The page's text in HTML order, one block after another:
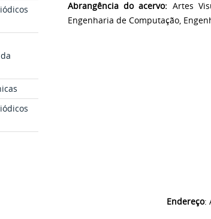
Abrangência do acervo: Artes
Engenharia de Computação,
Endereço: